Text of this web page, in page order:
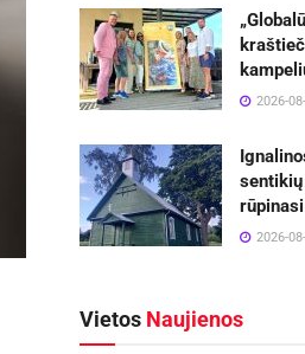
2026-
2026-
Vietos Naujienos